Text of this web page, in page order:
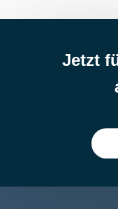
Jetzt